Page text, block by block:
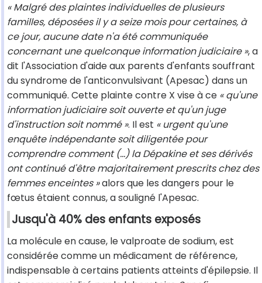
« Malgré des plaintes individuelles de plusieurs
familles, déposées il y a seize mois pour certaines, à
ce jour, aucune date n'a été communiquée
concernant une quelconque information judiciaire », a
dit l'Association d'aide aux parents d'enfants souffrant
du syndrome de l'anticonvulsivant (Apesac) dans un
communiqué. Cette plainte contre X vise à ce « qu'une
information judiciaire soit ouverte et qu'un juge
d'instruction soit nommé ». Il est « urgent qu'une
enquête indépendante soit diligentée pour
comprendre comment (...) la Dépakine et ses dérivés
ont continué d'être majoritairement prescrits chez des
femmes enceintes »alors que les dangers pour le
fœtus étaient connus, a souligné l'Apesac.
Jusqu'à 40% des enfants exposés
La molécule en cause, le valproate de sodium, est
considérée comme un médicament de référence,
indispensable à certains patients atteints d'épilepsie. Il